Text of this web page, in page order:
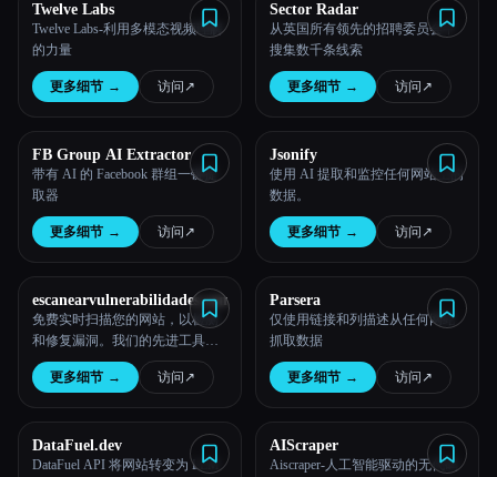
Twelve Labs
Twelve Labs-利用多模态视频理解
的力量
更多细节 → 访问 ↗︎
Sector Radar
从英国所有领先的招聘委员会中
搜集数千条线索
更多细节 → 访问 ↗︎
FB Group AI Extractor
带有 AI 的 Facebook 群组一键提
取器
更多细节 → 访问 ↗︎
Jsonify
使用 AI 提取和监控任何网站上的
数据。
更多细节 → 访问 ↗︎
escanearvulnerabilidades.com
免费实时扫描您的网站，以检测
和修复漏洞。我们的先进工具利
用 AI 技术提供综合保护。
更多细节 → 访问 ↗︎
Parsera
仅使用链接和列描述从任何网站
抓取数据
更多细节 → 访问 ↗︎
DataFuel.dev
DataFuel API 将网站转变为 LLM
AIScraper
Aiscraper-人工智能驱动的无代码